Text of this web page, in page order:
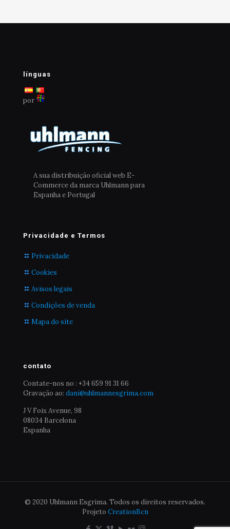
variantes.
escolhidas
página
do
línguas
por
A sua distribuição oficial web E-
Commerce da marca Uhlmann para
Espanha e Portugal
Privacidade e Termos
Privacidade
Cookies
Avisos legais
Condições de venda
Mapa do site
contato
Contate-nos no : +34 659 91 31 66
Gravação ao: dani@uhlmannesgrima.com
J V Foix Avenue, 98
08034 Barcelona
Espanha
© 2020 Uhlmann Esgrima. Todos os direitos reservados.
Projeto CreationBcn